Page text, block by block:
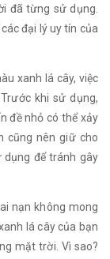
đã từng sử dụng.
đại lý uy tín của
xanh lá cây, việc
khi sử dụng,
đề nhỏ có thể xảy
cũng nên giữ cho
dụng để tránh gây
nạn không mong
lá cây của bạn
mặt trời. Vì sao?